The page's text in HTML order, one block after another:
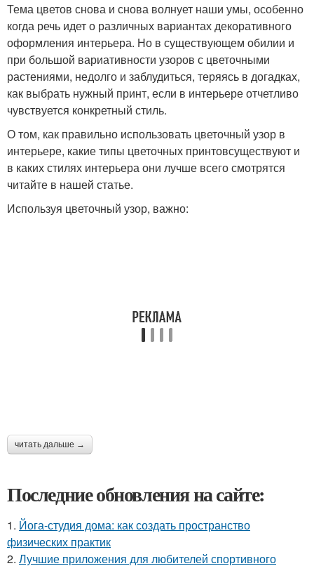
Тема цветов снова и снова волнует наши умы, особенно
когда речь идет о различных вариантах декоративного
оформления интерьера. Но в существующем обилии и
при большой вариативности узоров с цветочными
растениями, недолго и заблудиться, теряясь в догадках,
как выбрать нужный принт, если в интерьере отчетливо
чувствуется конкретный стиль.
О том, как правильно использовать цветочный узор в
интерьере, какие типы цветочных принтовсуществуют и
в каких стилях интерьера они лучше всего смотрятся
читайте в нашей статье.
Используя цветочный узор, важно:
читать дальше →
Последние обновления на сайте:
1. Йога-студия дома: как создать пространство
физических практик
2. Лучшие приложения для любителей спортивного